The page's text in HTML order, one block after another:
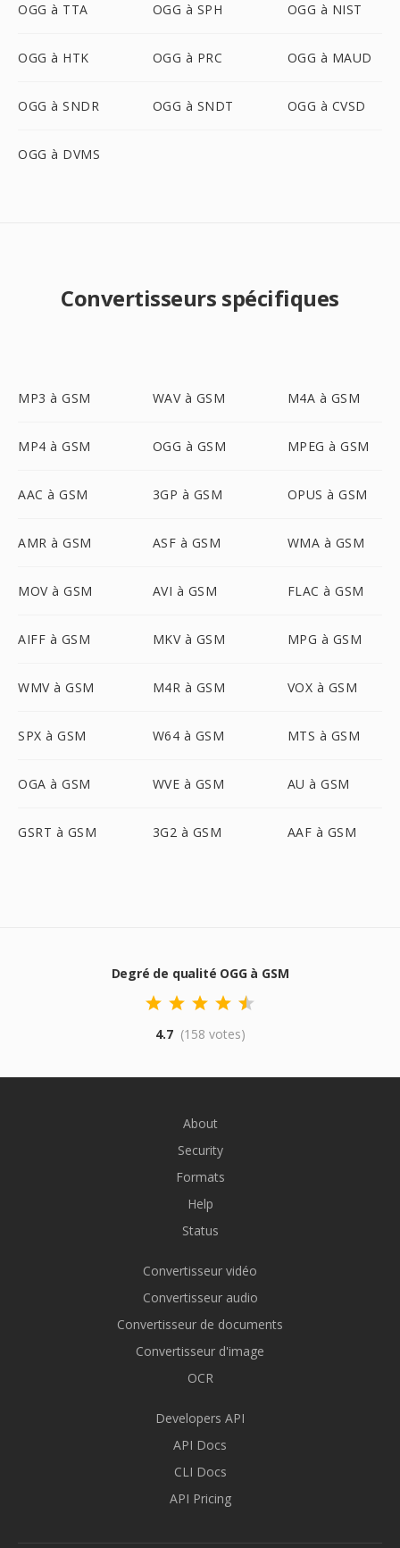
OGG à TTA OGG à SPH OGG à NIST
OGG à HTK OGG à PRC OGG à MAUD
OGG à SNDR OGG à SNDT OGG à CVSD
OGG à DVMS
Convertisseurs spécifiques
MP3 à GSM WAV à GSM M4A à GSM
MP4 à GSM OGG à GSM MPEG à GSM
AAC à GSM 3GP à GSM OPUS à GSM
AMR à GSM ASF à GSM WMA à GSM
MOV à GSM AVI à GSM FLAC à GSM
AIFF à GSM MKV à GSM MPG à GSM
WMV à GSM M4R à GSM VOX à GSM
SPX à GSM W64 à GSM MTS à GSM
OGA à GSM WVE à GSM AU à GSM
GSRT à GSM 3G2 à GSM AAF à GSM
Degré de qualité OGG à GSM
4.7 (158 votes)
About
Security
Formats
Help
Status
Convertisseur vidéo
Convertisseur audio
Convertisseur de documents
Convertisseur d'image
OCR
Developers API
API Docs
CLI Docs
API Pricing